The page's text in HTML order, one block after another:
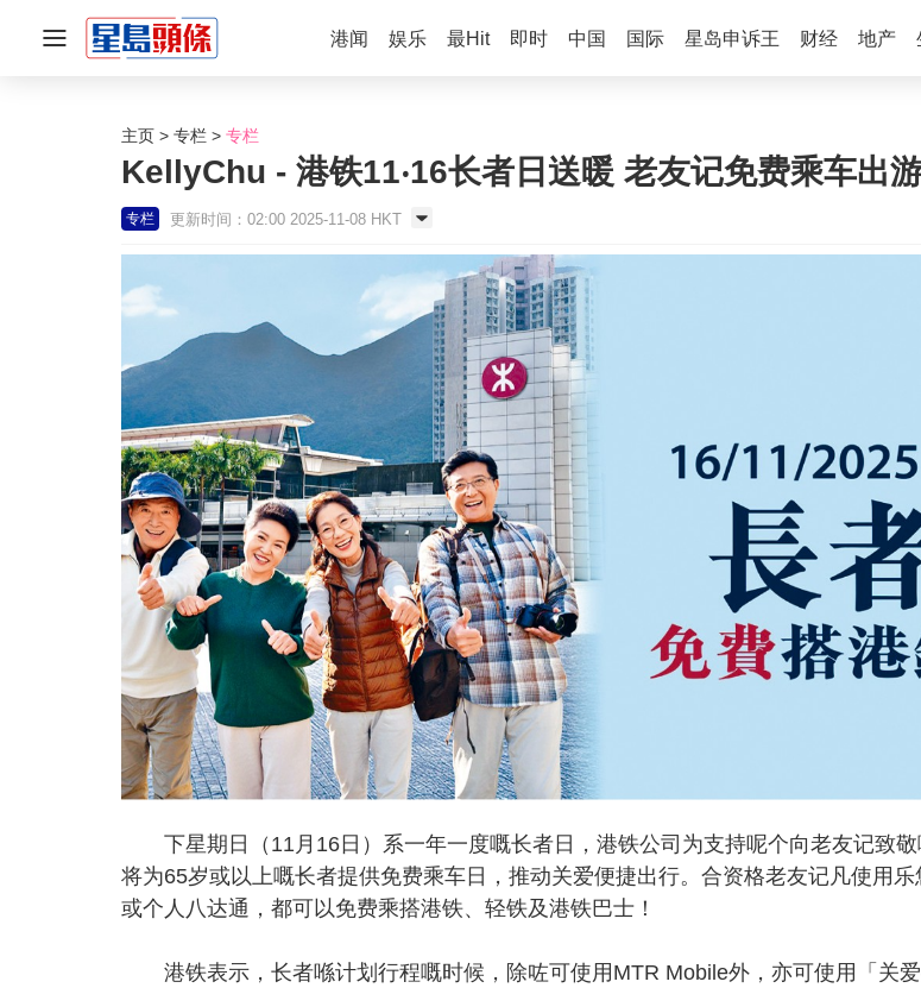
港闻 娱乐 最Hit 即时 中国 国际 星岛申诉王 财经 地产
主页 专栏 专栏
KellyChu - 港铁11‧16长者日送暖 老友记免费乘车出
专栏 更新时间：02:00 2025-11-08 HKT
下星期日（11月16日）系一年一度嘅长者日，港铁公司为支持呢个向老友记致敬
将为65岁或以上嘅长者提供免费乘车日，推动关爱便捷出行。合资格老友记凡使用乐
或个人八达通，都可以免费乘搭港铁、轻铁及港铁巴士！
港铁表示，长者喺计划行程嘅时候，除咗可使用MTR Mobile外，亦可使用「关爱